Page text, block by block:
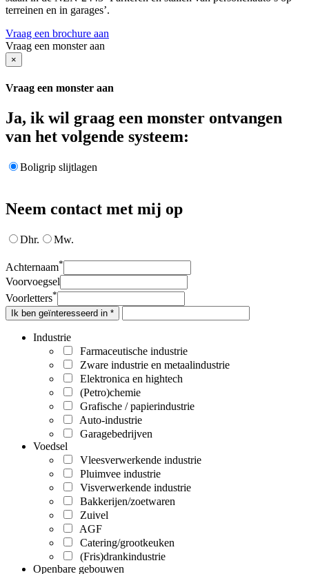
terreinen en in garages’.
Vraag een brochure aan
Vraag een monster aan
×
Vraag een monster aan
Ja, ik wil graag een monster ontvangen
van het volgende systeem:
Boligrip slijtlagen
Neem contact met mij op
Dhr. Mw.
Achternaam*
Voorvoegsel
Voorletters*
Ik ben geïnteresseerd in *
Industrie
Farmaceutische industrie
Zware industrie en metaalindustrie
Elektronica en hightech
(Petro)chemie
Grafische / papierindustrie
Auto-industrie
Garagebedrijven
Voedsel
Vleesverwerkende industrie
Pluimvee industrie
Visverwerkende industrie
Bakkerijen/zoetwaren
Zuivel
AGF
Catering/grootkeuken
(Fris)drankindustrie
Openbare gebouwen